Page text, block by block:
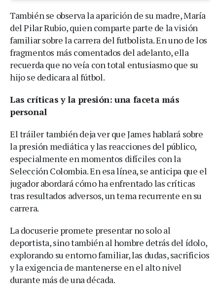
También se observa la aparición de su madre, María
del Pilar Rubio, quien comparte parte de la visión
familiar sobre la carrera del futbolista. En uno de los
fragmentos más comentados del adelanto, ella
recuerda que no veía con total entusiasmo que su
hijo se dedicara al fútbol.
Las críticas y la presión: una faceta más
personal
El tráiler también deja ver que James hablará sobre
la presión mediática y las reacciones del público,
especialmente en momentos difíciles con la
Selección Colombia. En esa línea, se anticipa que el
jugador abordará cómo ha enfrentado las críticas
tras resultados adversos, un tema recurrente en su
carrera.
La docuserie promete presentar no solo al
deportista, sino también al hombre detrás del ídolo,
explorando su entorno familiar, las dudas, sacrificios
y la exigencia de mantenerse en el alto nivel
durante más de una década.